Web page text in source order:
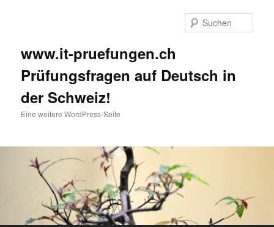
www.it-pruefungen.ch
Prüfungsfragen auf Deutsch in
der Schweiz!
Eine weitere WordPress-Seite